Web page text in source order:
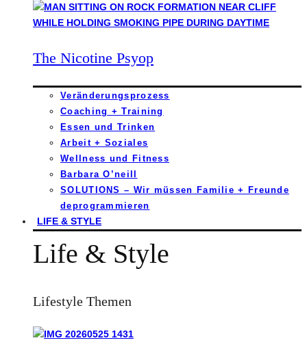
The Nicotine Psyop
Veränderungsprozess
Coaching + Training
Essen und Trinken
Arbeit + Soziales
Wellness und Fitness
Barbara O’neill
SOLUTIONS – Wir müssen Familie + Freunde
deprogrammieren
LIFE & STYLE
Life & Style
Lifestyle Themen